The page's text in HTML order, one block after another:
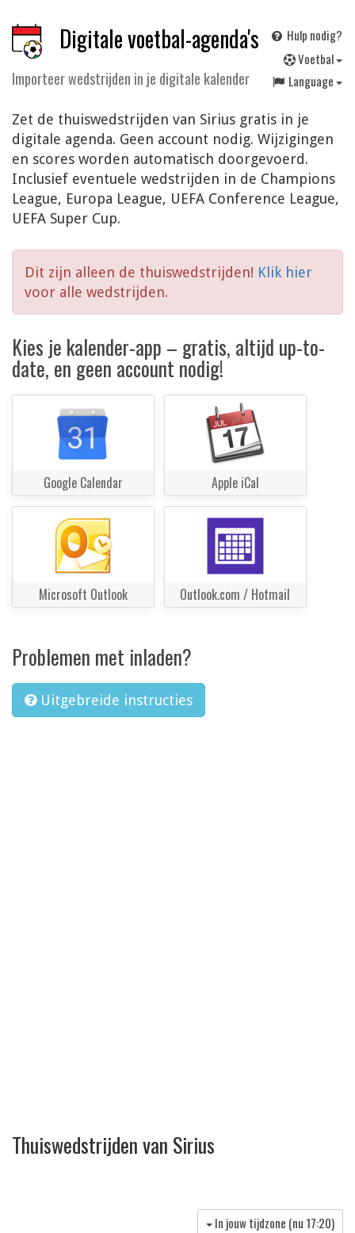
Digitale voetbal-agenda's
Importeer wedstrijden in je digitale kalender
Hulp nodig?
Voetbal
Language
Zet de thuiswedstrijden van Sirius gratis in je
digitale agenda. Geen account nodig. Wijzigingen
en scores worden automatisch doorgevoerd.
Inclusief eventuele wedstrijden in de Champions
League, Europa League, UEFA Conference League,
UEFA Super Cup.
Dit zijn alleen de thuiswedstrijden! Klik hier
voor alle wedstrijden.
Kies je kalender-app – gratis, altijd up-to-
date, en geen account nodig!
Google Calendar Apple iCal
Microsoft Outlook Outlook.com / Hotmail
Problemen met inladen?
Uitgebreide instructies
Thuiswedstrijden van Sirius
In jouw tijdzone (nu 17:20)